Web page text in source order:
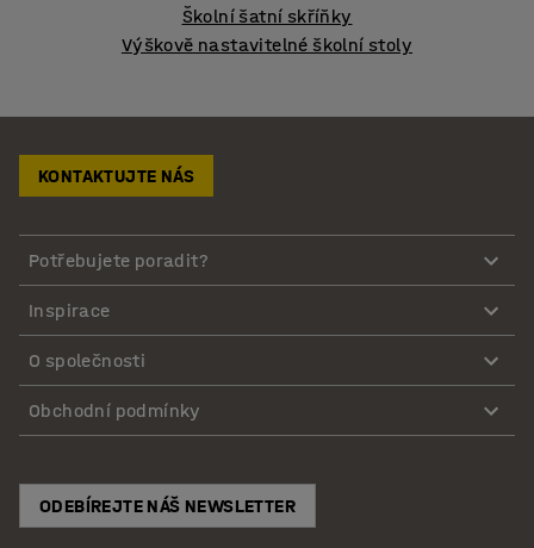
Školní šatní skříňky
Výškově nastavitelné školní stoly
KONTAKTUJTE NÁS
Potřebujete poradit?
Inspirace
O společnosti
Obchodní podmínky
ODEBÍREJTE NÁŠ NEWSLETTER